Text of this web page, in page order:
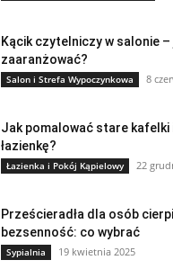
Kącik czytelniczy w salonie –
zaaranżować?
Salon i Strefa Wypoczynkowa 8
Jak pomalować stare kafelki
łazienkę?
Łazienka i Pokój Kąpielowy 22
Prześcieradła dla osób
bezsenność: co wybrać
Sypialnia 19 kwietnia 2025